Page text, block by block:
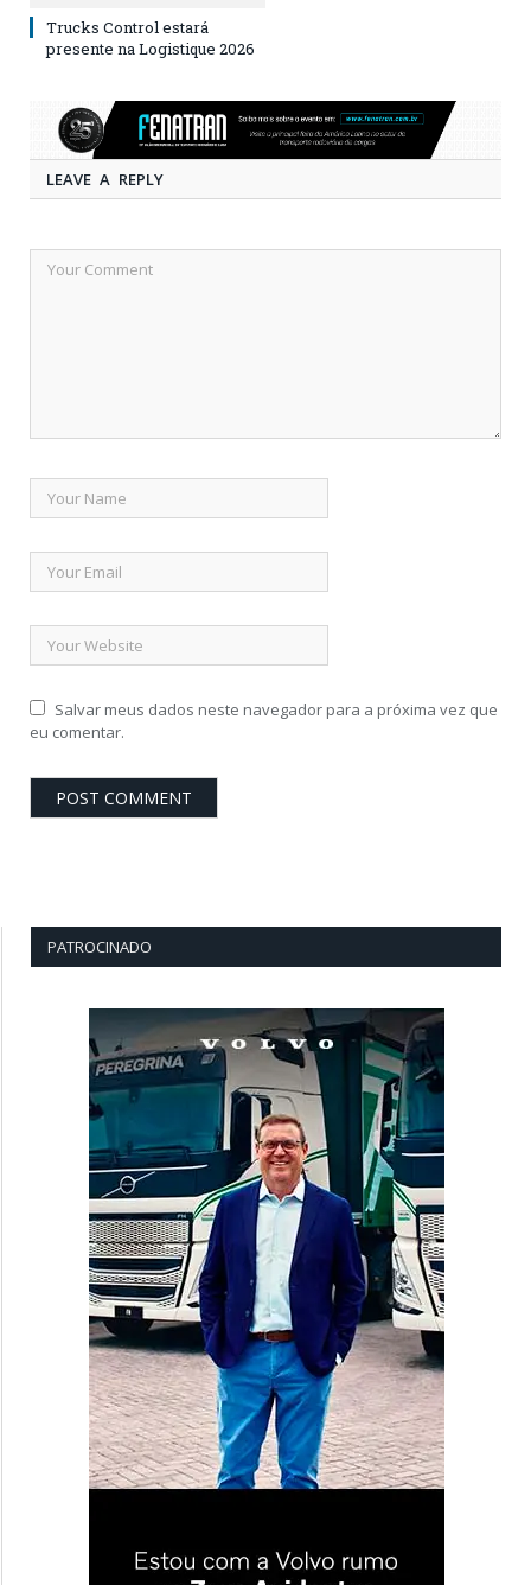
Trucks Control estará
presente na Logistique 2026
LEAVE A REPLY
Salvar meus dados neste navegador para a próxima vez que
eu comentar.
PATROCINADO